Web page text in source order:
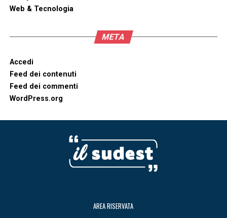
Web & Tecnologia
META
Accedi
Feed dei contenuti
Feed dei commenti
WordPress.org
AREA RISERVATA